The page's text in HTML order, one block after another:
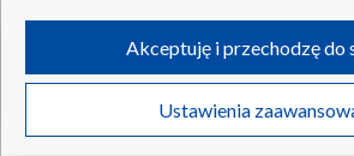
Informacje o nadawcy
Program dla prasy
Ogłoszenie przetargowe
Kanały
©2026 Telewizja Polska S.A.
ruchu w Internecie.
Twoje dane osobowe zbierane podczas
poszczególnych serwisówna Portalu, takie jak
Ustawienia
Akceptuję i przechodzę do